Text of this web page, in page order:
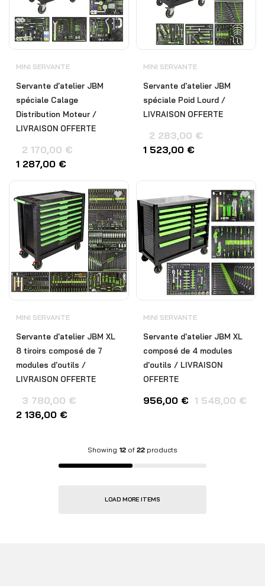
MINI SERVANTE
Servante d'atelier JBM
spéciale Calage
Distribution Moteur /
LIVRAISON OFFERTE
2 170,00 €
1 287,00 €
MINI SERVANTE
Servante d'atelier JBM
spéciale Poid Lourd /
LIVRAISON OFFERTE
2 283,00 €
1 523,00 €
MINI SERVANTE
Servante d'atelier JBM XL
8 tiroirs composé de 7
modules d'outils /
LIVRAISON OFFERTE
3 780,00 €
2 136,00 €
MINI SERVANTE
Servante d'atelier JBM XL
composé de 4 modules
d'outils / LIVRAISON
OFFERTE
1 548,00 €
956,00 €
Showing 12 of 22 products
LOAD MORE ITEMS